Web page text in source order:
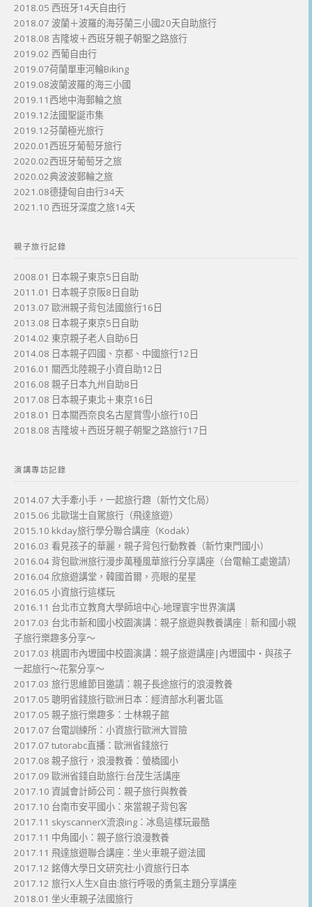
2018.05 西班牙14天自由行
2018.07 波蘭＋波羅的海芬蘭三小國20天自助旅行
2018.08 吉隆坡＋西班牙親子朝聖之路旅行
2019.02 西葡自由行
2019.07荷蘭單車河輪Biking
2019.08波蘭波羅的海三小國
2019.11西地中海郵輪之旅
2019.12法國聖誕市集
2019.12芬蘭極光旅行
2020.01西班牙葡萄牙旅行
2020.02西班牙葡萄牙之旅
2020.02典波波郵輪之旅
2021.08德捷匈自由行34天
2021.10 西班牙深度之旅14天
親子旅行記錄
2008.01 日本親子東京5日自助
2011.01 日本親子京阪8日自助
2013.07 歐洲親子背包法國旅行16日
2013.08 日本親子東京5日自助
2014.02 東京親子老人自助6日
2014.08 日本親子四國、京都、中國旅行12日
2016.01 關西北陸親子小資自助12日
2016.08 親子日本九州自助8日
2017.08 日本親子東北＋東京16日
2018.01 日本關西奈良名古屋賞雪小旅行10日
2018.08 吉隆坡＋西班牙親子朝聖之路旅行17日
演講專訪記錄
2014.07 大手牽小手，一起旅行趣（新竹文化局）
2015.06 北歐瑞士自駕旅行（飛達旅遊）
2015.10 kkday旅行學分聯合講座（Kodak）
2016.03 看見孩子的華麗，親子背包行動教養（新竹東門國小）
2016.04 背包歐洲旅行漫步萬種風華旅行分享講座（台電輸工處邀請）
2016.04 欣旅遊講堂，韓國首爾，亮眼的星星
2016.05 小資旅行這樣玩
2016.11 台北市立教育大學師培中心-地理寰宇世界演講
2017.03 台北市新和國小校園演講：親子旅遊與教養講座｜新和國小親
子旅行樂趣多分享～
2017.03 桃園市內壢國中校園演講：親子旅遊講座|內壢國中・與孩子
一起旅行～花絮分享～
2017.03 旅行思維節目邀請：親子長途旅行的浪漫教養
2017.05 聰明省錢旅行歐洲日本：經濟部水利署北區
2017.05 親子旅行樂趣多：士林親子館
2017.07 台電訓練所：小資旅行歐洲大冒險
2017.07 tutorabc直播：歐洲省錢旅行
2017.08 親子旅行，浪漫教養：螢橋國小
2017.09 歐洲省錢自助旅行:台茂生活講座
2017.10 資誠會計師公司：親子旅行與教養
2017.10 台南市安平國小：來當親子背包客
2017.11 skyscannerX流浪ing：冰島這樣玩最酷
2017.11 中角國小：親子旅行浪漫教養
2017.11 飛達旅遊聯合講座：坐火車親子遊法國
2017.12 銘傳大學日文研究社:小資旅行日本
2017.12 旅行X人生X自由:旅行呼吸的勇氣主題分享講座
2018.01 坐火車親子法國旅行